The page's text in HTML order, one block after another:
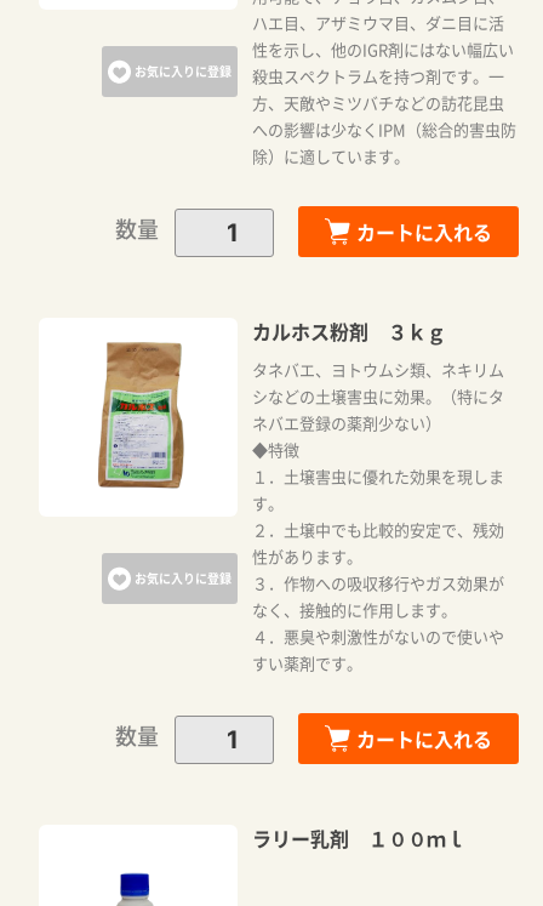
お気に入りに登録
ハエ目、アザミウマ目、ダニ目に活
性を示し、他のIGR剤にはない幅広い
殺虫スペクトラムを持つ剤です。一
方、天敵やミツバチなどの訪花昆虫
への影響は少なくIPM（総合的害虫防
除）に適しています。
数量 カートに入れる
お気に入りに登録
カルホス粉剤 ３ｋｇ
タネバエ、ヨトウムシ類、ネキリム
シなどの土壌害虫に効果。（特にタ
ネバエ登録の薬剤少ない）
◆特徴
１．土壌害虫に優れた効果を現しま
す。
２．土壌中でも比較的安定で、残効
性があります。
３．作物への吸収移行やガス効果が
なく、接触的に作用します。
４．悪臭や刺激性がないので使いや
すい薬剤です。
数量 カートに入れる
ラリー乳剤 １００ｍｌ